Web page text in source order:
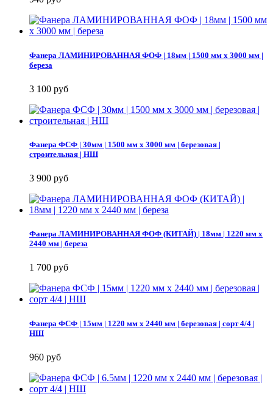
Фанера ЛАМИНИРОВАННАЯ ФОФ | 18мм | 1500 мм х 3000 мм |
береза
3 100 руб
Фанера ФСФ | 30мм | 1500 мм х 3000 мм | березовая |
строительная | НШ
3 900 руб
Фанера ЛАМИНИРОВАННАЯ ФОФ (КИТАЙ) | 18мм | 1220 мм х
2440 мм | береза
1 700 руб
Фанера ФСФ | 15мм | 1220 мм х 2440 мм | березовая | сорт 4/4 |
НШ
960 руб